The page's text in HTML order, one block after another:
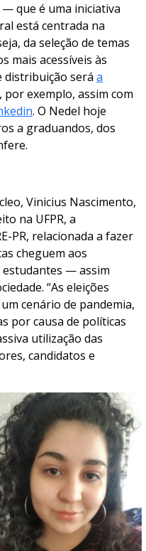
que é uma iniciativa
está centrada na
da seleção de temas
mais acessíveis às
distribuição será a
, por exemplo, assim com
. O Nedel hoje
a graduandos, dos
Vinicius Nascimento,
na UFPR, a
PR, relacionada a fazer
cheguem aos
estudantes — assim
“As eleições
cenário de pandemia,
por causa de políticas
utilização das
candidatos e